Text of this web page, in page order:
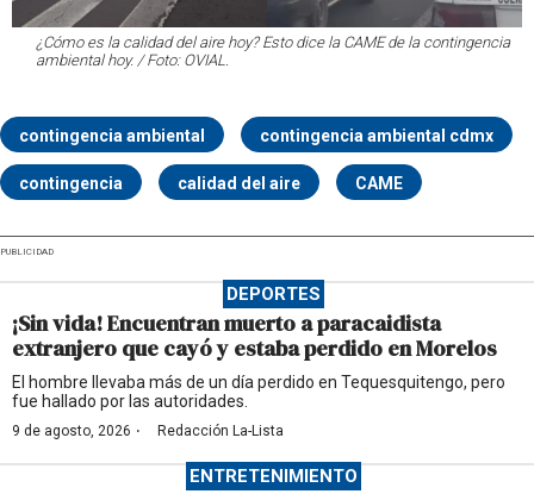
¿Cómo es la calidad del aire hoy? Esto dice la CAME de la contingencia
ambiental hoy. / Foto: OVIAL.
contingencia ambiental contingencia ambiental cdmx
contingencia calidad del aire CAME
PUBLICIDAD
DEPORTES
¡Sin vida! Encuentran muerto a paracaidista
extranjero que cayó y estaba perdido en Morelos
El hombre llevaba más de un día perdido en Tequesquitengo, pero
fue hallado por las autoridades.
9 de agosto, 2026 · Redacción La-Lista
ENTRETENIMIENTO